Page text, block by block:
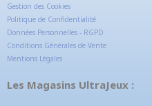
Gestion des Cookies
Politique de Confidentialité
Données Personnelles - RGPD
Conditions Générales de Vente
Mentions Légales
Les Magasins UltraJeux :